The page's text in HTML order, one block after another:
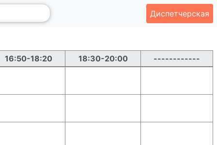
Диспетчерская
16:50-18:20 18:30-20:00
------------